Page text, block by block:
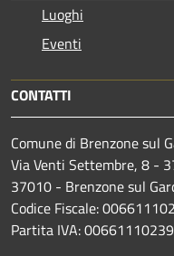
Luoghi
Eventi
CONTATTI
Comune di Brenzone sul
Via Venti Settembre, 8 -
37010 - Brenzone sul
Codice Fiscale:
Partita IVA: 00661110239